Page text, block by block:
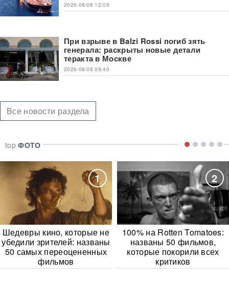
2026-08-08 12:05
При взрыве в Balzi Rossi погиб зять
генерала: раскрыты новые детали
теракта в Москве
2026-08-08 09:40
Все новости раздела
topФОТО
1
Шедевры кино, которые не
убедили зрителей: названы
50 самых переоцененных
фильмов
2
100% на Rotten Tomatoes:
названы 50 фильмов,
которые покорили всех
критиков